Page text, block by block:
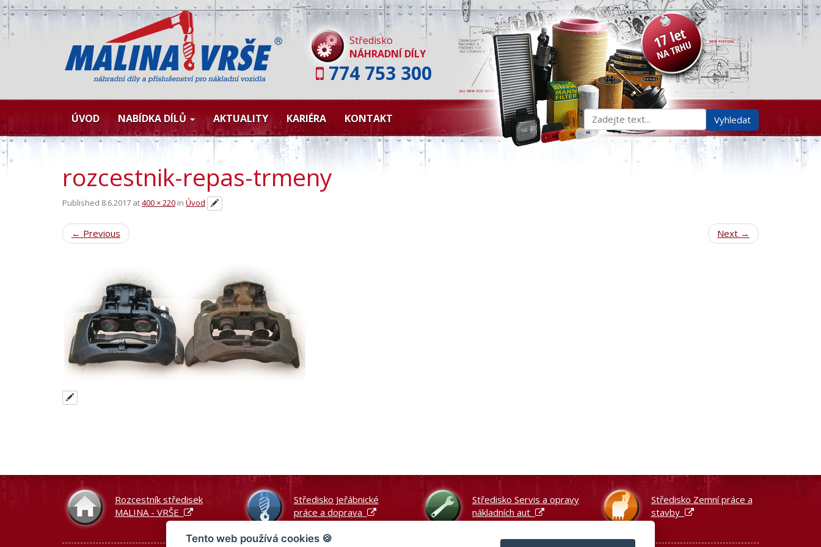
Středisko
NÁHRADNÍ DÍLY
774 753 300
Skip
to
content
ÚVOD NABÍDKA DÍLŮ AKTUALITY KARIÉRA KONTAKT
rozcestnik-repas-trmeny
Published 8.6.2017 at400 × 220 in Úvod
← Previous Next →
Rozcestník středisek
MALINA - VRŠE
Středisko Jeřábnické
práce a doprava
Středisko Servis a opravy
nákladních aut
Středisko Zemní práce a
stavby
Tento web používá cookies 🍪